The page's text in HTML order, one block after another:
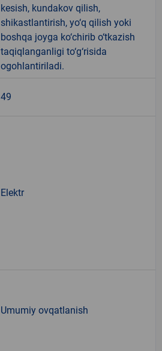
kesish, kundakov qilish,
shikastlantirish, yo‘q qilish yoki
boshqa joyga ko‘chirib o‘tkazish
taqiqlanganligi to‘g‘risida
ogohlantiriladi.
49
Elektr
Umumiy ovqatlanish